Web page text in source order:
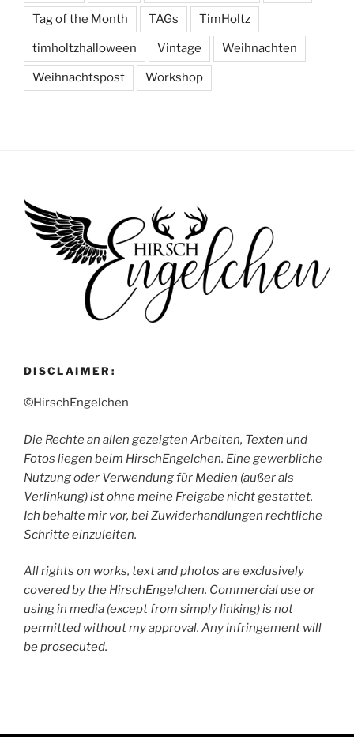
Tag of the Month TAGs TimHoltz
timholtzhalloween Vintage Weihnachten
Weihnachtspost Workshop
DISCLAIMER:
©HirschEngelchen
Die Rechte an allen gezeigten Arbeiten, Texten und
Fotos liegen beim HirschEngelchen. Eine gewerbliche
Nutzung oder Verwendung für Medien (außer als
Verlinkung) ist ohne meine Freigabe nicht gestattet.
Ich behalte mir vor, bei Zuwiderhandlungen rechtliche
Schritte einzuleiten.
All rights on works, text and photos are exclusively
covered by the HirschEngelchen. Commercial use or
using in media (except from simply linking) is not
permitted without my approval. Any infringement will
be prosecuted.